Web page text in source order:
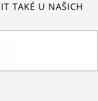
TAKÉ U NAŠICH